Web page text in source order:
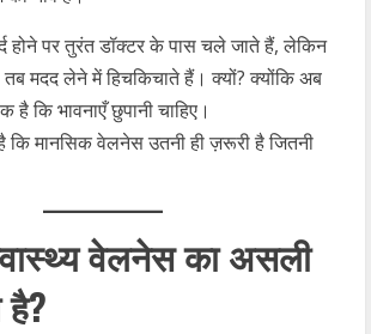
होने पर तुरंत डॉक्टर के पास चले जाते हैं, लेकिन
तब मदद लेने में हिचकिचाते हैं। क्यों? क्योंकि अब
कि भावनाएँ छुपानी चाहिए।
मानसिक वेलनेस उतनी ही ज़रूरी है जितनी
वेलनेस का असली